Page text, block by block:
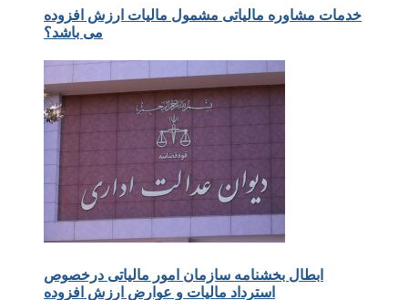
خدمات مشاوره مالیاتی مشمول مالیات ارزش افزوده
می باشد؟
ابطال بخشنامه سازمان امور مالیاتی درخصوص
استرداد مالیات و عوارض ارزش افزوده